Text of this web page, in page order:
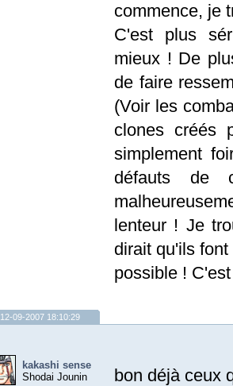
commence, je
C'est plus
mieux ! De
de faire
(Voir les
clones créés
simplement
défauts de
lenteur ! Je
dirait qu'ils
possible !
12-09-2007 18:10:29
kakashi sense
Shodai Jounin
bon déjà ceux